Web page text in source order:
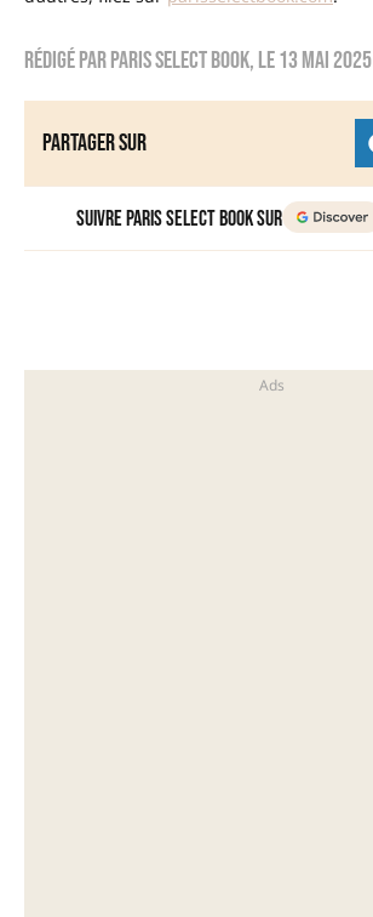
Rédigé parParis Select Book, le13 mai 2025
Partager sur
Suivre Paris Select Book sur